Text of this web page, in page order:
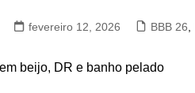
fevereiro 12, 2026 BBB 26,